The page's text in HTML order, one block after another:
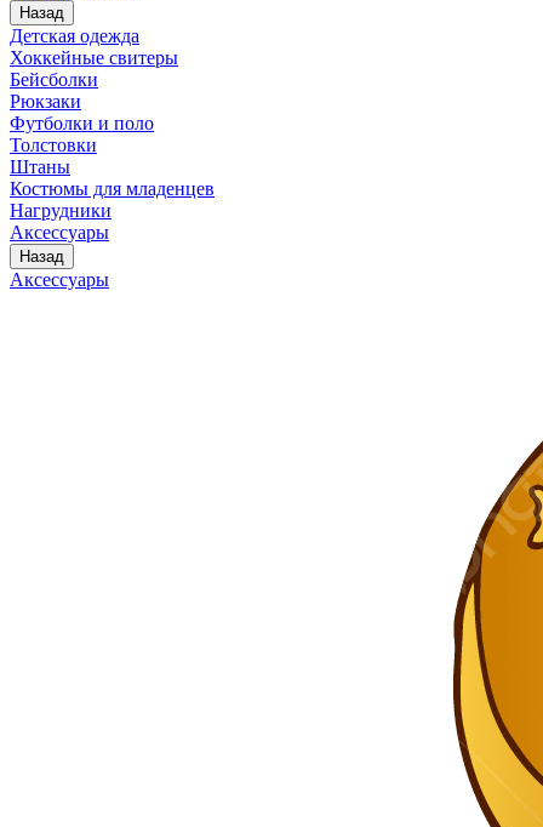
Назад
Детская одежда
Хоккейные свитеры
Бейсболки
Рюкзаки
Футболки и поло
Толстовки
Штаны
Костюмы для младенцев
Нагрудники
Аксессуары
Назад
Аксессуары